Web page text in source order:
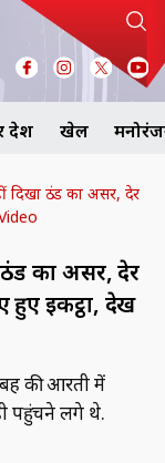
प्रदेश खेल
दिखा ठंड का असर, देर
का असर, देर
इकट्ठा, देखें
की आरती में
पहुंचने लगे थे.